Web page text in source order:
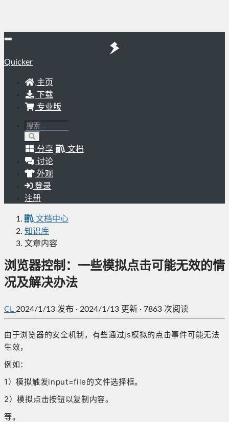
Quicker
主页
下载
专业版
分享
文档
讨论
外观
登录
注册
文档中心
知识库
文章内容
浏览器控制：一些模拟点击可能无效的情
况及解决办法
CL 2024/1/13 发布 · 2024/1/13 更新 · 7863 次阅读
由于浏览器的安全机制，有些通过js模拟的点击事件可能无法
生效，
例如：
1）模拟触发input=file的文件选择框。
2）模拟点击按钮以复制内容。
等。